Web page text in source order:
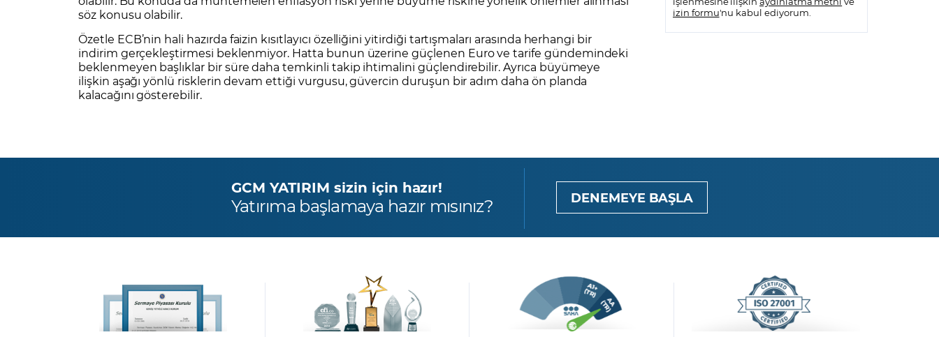
söz konusu olabilir.
Özetle ECB’nin hali hazırda faizin kısıtlayıcı özelliğini yitirdiği tartışmaları arasında herhangi bir
indirim gerçekleştirmesi beklenmiyor. Hatta bunun üzerine güçlenen Euro ve tarife gündemindeki
beklenmeyen başlıklar bir süre daha temkinli takip ihtimalini güçlendirebilir. Ayrıca büyümeye
ilişkin aşağı yönlü risklerin devam ettiği vurgusu, güvercin duruşun bir adım daha ön planda
kalacağını gösterebilir.
izin formu'nu kabul ediyorum.
GCM YATIRIM sizin için hazır!
Yatırıma başlamaya hazır mısınız? DENEMEYE BAŞLA